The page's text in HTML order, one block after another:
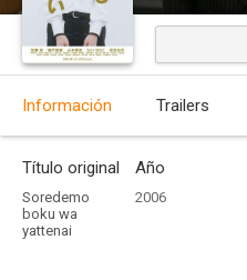
Información Trailers
Título original
Soredemo
boku wa
yattenai
Año
2006